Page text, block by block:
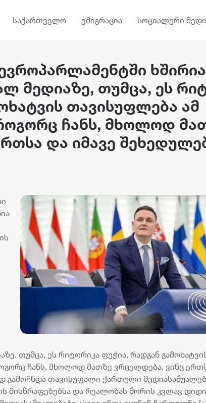
საქართველო ემიგრაცია სოციალური
ხშირია
მედიაზე, თუმცა, ეს
თავისუფლება ამ
ჩანს, მხოლოდ
და იმავე
თუმცა, ეს რიტორიკა ფუჭია, რადგან
ჩანს, მხოლოდ მათზე ვრცელდება, ვინც
გამოჩნდა თავისუფალი ქართული
მისწრაფებებსა და რეალობას შორის კვლავ